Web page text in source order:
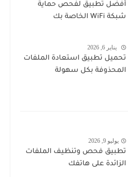
أفضل تطبيق لفحص حماية
شبكة WiFi الخاصة بك
يناير 6, 2026
تحميل تطبيق استعادة الملفات
المحذوفة بكل سهولة
يوليو 9, 2026
تطبيق فحص وتنظيف الملفات
الزائدة على هاتفك